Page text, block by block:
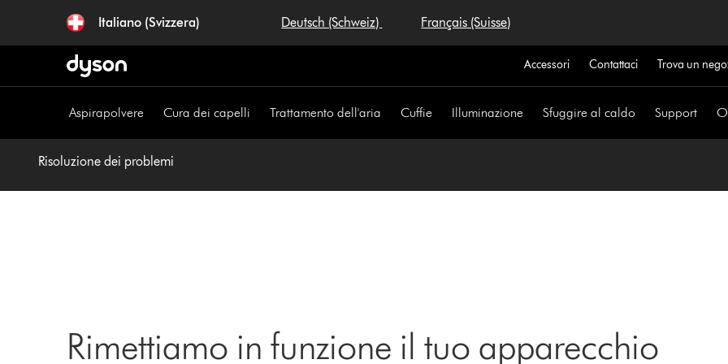
navigazione
Italiano (Svizzera) Deutsch (Schweiz) Français (Suisse)
Accessori Contattaci Trova un
Aspirapolvere Cura dei capelli Trattamento dell'aria Cuffie Illuminazione Sfuggire al caldo Support
Risoluzione dei problemi
Rimettiamo in funzione il tuo apparecchio